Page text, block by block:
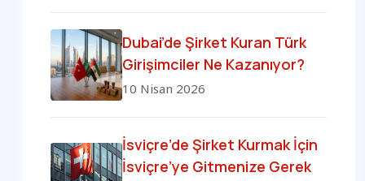
Dubai’de Şirket Kuran Türk
Girişimciler Ne Kazanıyor?
10 Nisan 2026
İsviçre’de Şirket Kurmak İçin
İsviçre’ye Gitmenize Gerek